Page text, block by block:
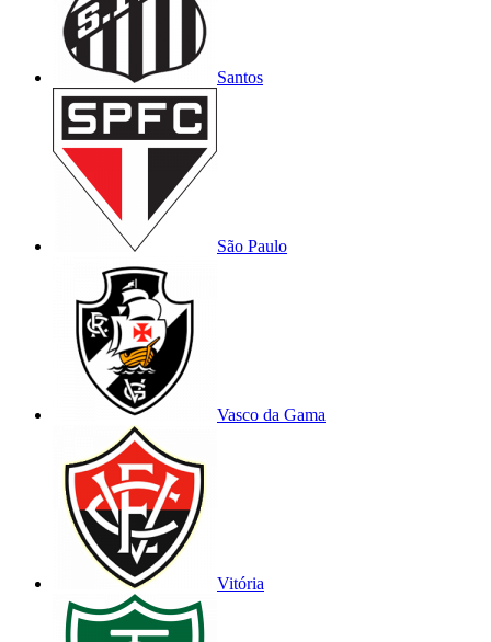
Santos
São Paulo
Vasco da Gama
Vitória